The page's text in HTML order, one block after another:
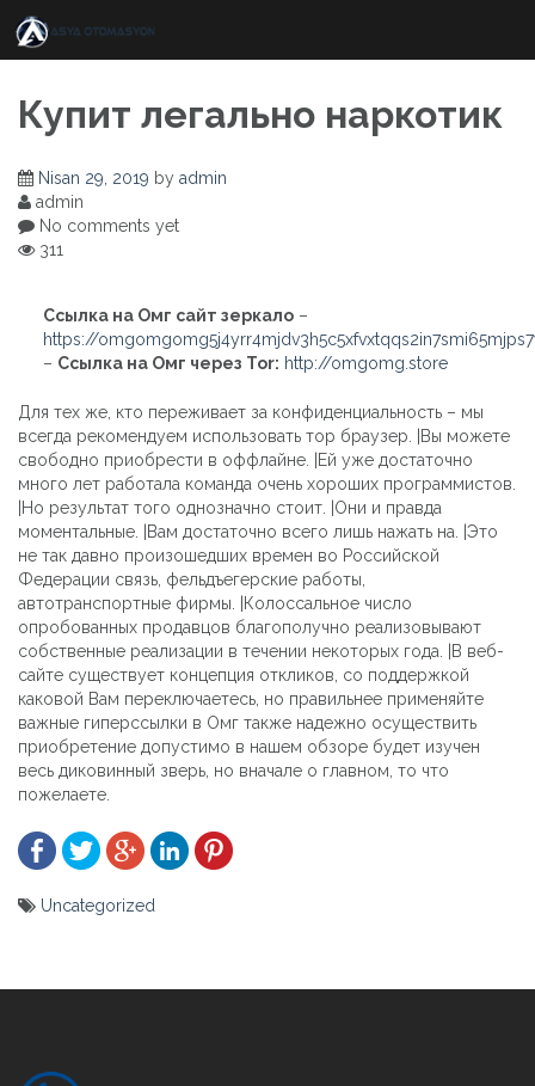
content
Купит легально наркотик
Nisan 29, 2019 by admin
admin
No comments yet
311
Ссылка на Омг сайт зеркало –
https://
– Ссылка на Омг через Tor: http://omgomg.store
Для тех же, кто переживает за конфиденциальность – мы
всегда рекомендуем использовать тор браузер. |Вы можете
свободно приобрести в оффлайне. |Ей уже достаточно
много лет работала команда очень хороших программистов.
|Но результат того однозначно стоит. |Они и правда
моментальные. |Вам достаточно всего лишь нажать на. |Это
не так давно произошедших времен во Российской
Федерации связь, фельдъегерские работы,
автотранспортные фирмы. |Колоссальное число
опробованных продавцов благополучно реализовывают
собственные реализации в течении некоторых года. |В веб-
сайте существует концепция откликов, со поддержкой
каковой Вам переключаетесь, но правильнее применяйте
важные гиперссылки в Омг также надежно осуществить
приобретение допустимо в нашем обзоре будет изучен
весь диковинный зверь, но вначале о главном, то что
пожелаете.
Uncategorized